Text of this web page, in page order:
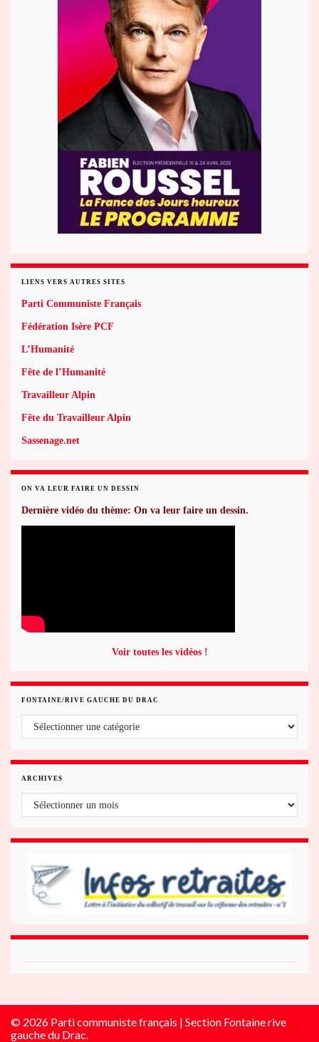
LIENS VERS AUTRES SITES
Parti Communiste Français
Fédération Isère PCF
L’Humanité
Fête de l’Humanité
Travailleur Alpin
Fête du Travailleur Alpin
Sassenage.net
ON VA LEUR FAIRE UN DESSIN
Dernière vidéo du thème: On va leur faire un dessin.
Voir toutes les vidéos !
FONTAINE/RIVE GAUCHE DU DRAC
ARCHIVES
© 2026 Parti communiste français | Section Fontaine rive
gauche du Drac.